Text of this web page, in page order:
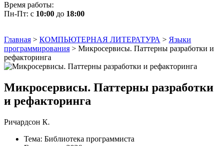
Время работы:
Пн-Пт: с 10:00 до 18:00
Главная > КОМПЬЮТЕРНАЯ ЛИТЕРАТУРА > Языки
программирования > Микросервисы. Паттерны разработки и
рефакторинга
Микросервисы. Паттерны разработки
и рефакторинга
Ричардсон К.
Тема: Библиотека программиста